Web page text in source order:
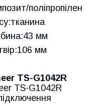
поліпропілен
мм
мм
TS-G1042R
TS-G1042R